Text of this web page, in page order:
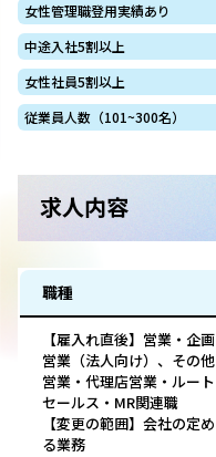
女性管理職登用実績あり
中途入社5割以上
女性社員5割以上
従業員人数（101~300名）
求人内容
職種
【雇入れ直後】営業・企画
営業（法人向け）、その他
営業・代理店営業・ルート
セールス・MR関連職
【変更の範囲】会社の定め
る業務